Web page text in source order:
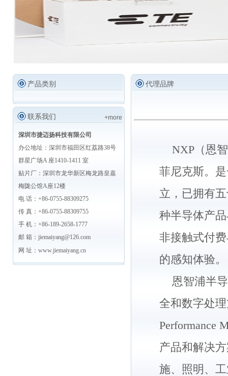
产品类别
联系我们 +more
深圳市捷迈扬科技有限公司
办公地址：深圳市福田区红荔路38号
群星广场A 座1410-1411 室
贴片厂：深圳市龙华新区梅龙路皇嘉
梅陇公馆A座12楼
电 话：+86-0755-88309275
传 真：+86-0755-88309755
手 机：+86-189-2658-1777
邮 箱：jiemaiyang@126.com
网 址： www.jiemaiyang.cn
代理品牌
NXP（恩
菲尼克斯。
立，已拥有
种半导体产
非接触式付
的感知体验。
恩智浦半
全和数字处
Performance
产品和解决
施、照明、